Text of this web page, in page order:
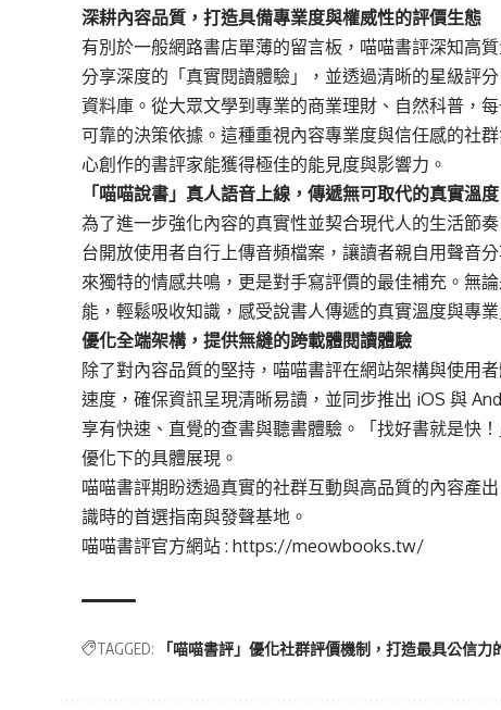
深耕內容品質，打造具備專業度與權威性的評價生態
有別於一般網路書店單薄的留言板， 喵喵書評深知高
分享深度的「真實閱讀體驗」，並透過清晰的星級評
資料庫。從大眾文學到專業的商業理財、自然科普，
可靠的決策依據。這種重視內容專業度與信任感的社
心創作的書評家能獲得極佳的能見度與影響力。
「喵喵說書」真人語音上線，傳遞無可取代的真實溫度
為了進一步強化內容的真實性並契合現代人的生活節奏
台開放使用者自行上傳音頻檔案，讓讀者親自用聲音
來獨特的情感共鳴，更是對手寫評價的最佳補充。無
能，輕鬆吸收知識，感受說書人傳遞的真實溫度與專業
優化全端架構，提供無縫的跨載體閱讀體驗
除了對內容品質的堅持， 喵喵書評在網站架構與使用
速度，確保資訊呈現清晰易讀，並同步推出 iOS 與
享有快速、直覺的查書與聽書體驗。「找好書就是快
優化下的具體展現。
喵喵書評期盼透過真實的社群互動與高品質的內容產
識時的首選指南與發聲基地。
喵喵書評官方網站 : https://meowbooks.tw/
TAGGED: 「喵喵書評」優化社群評價機制，打造最具公信力